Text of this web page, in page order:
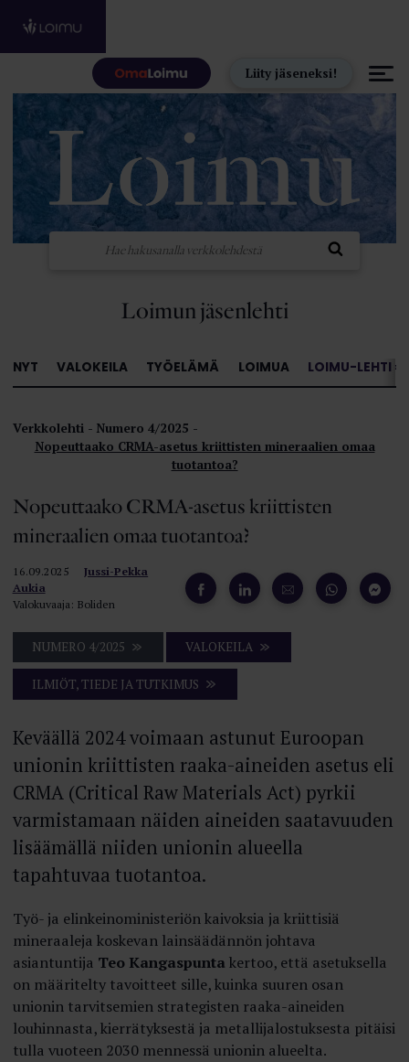
Liity jäseneksi!
Loimun jäsenlehti
NYT VALOKEILA TYÖELÄMÄ LOIMUA LOIMU-LEHTI »
Verkkolehti
Numero 4/2025
Nopeuttaako CRMA-asetus kriittisten mineraalien omaa
tuotantoa?
Nopeuttaako CRMA-asetus kriittisten
mineraalien omaa tuotantoa?
16.09.2025
Jussi-Pekka
Aukia
Valokuvaaja: Boliden
NUMERO 4/2025 VALOKEILA
ILMIÖT, TIEDE JA TUTKIMUS
Keväällä 2024 voimaan astunut Euroopan
unionin kriittisten raaka-aineiden asetus eli
CRMA (Critical Raw Materials Act) pyrkii
varmistamaan näiden aineiden saatavuuden
lisäämällä niiden unionin alueella
tapahtuvaa tuotantoa.
Työ- ja elinkeinoministeriön kaivoksia ja kriittisiä
mineraaleja koskevan lainsäädännön johtava
asiantuntija Teo Kangaspunta kertoo, että asetuksella
on määritelty tavoitteet sille, kuinka suuren osan
unionin tarvitsemien strategisten raaka-aineiden
louhinnasta, kierrätyksestä ja metallijalostuksesta pitäisi
tulla vuoteen 2030 mennessä unionin alueelta.